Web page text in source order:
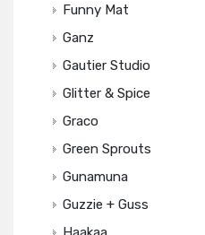
Funny Mat
Ganz
Gautier Studio
Glitter & Spice
Graco
Green Sprouts
Gunamuna
Guzzie + Guss